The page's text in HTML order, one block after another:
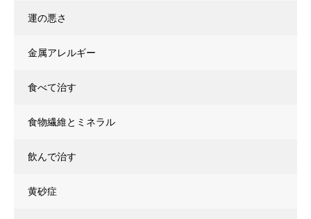
運の悪さ
金属アレルギー
食べて治す
食物繊維とミネラル
飲んで治す
黄砂症